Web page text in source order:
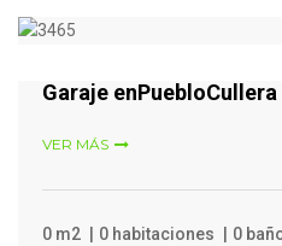
Garaje enPuebloCullera
VER MÁS
0 m2 0 habitaciones 0